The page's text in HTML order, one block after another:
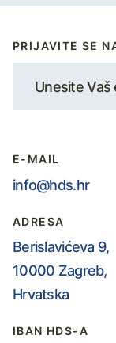
PRIJAVITE SE
E-MAIL
info@hds.hr
ADRESA
Berislavićeva 9,
10000 Zagreb,
Hrvatska
IBAN HDS-A